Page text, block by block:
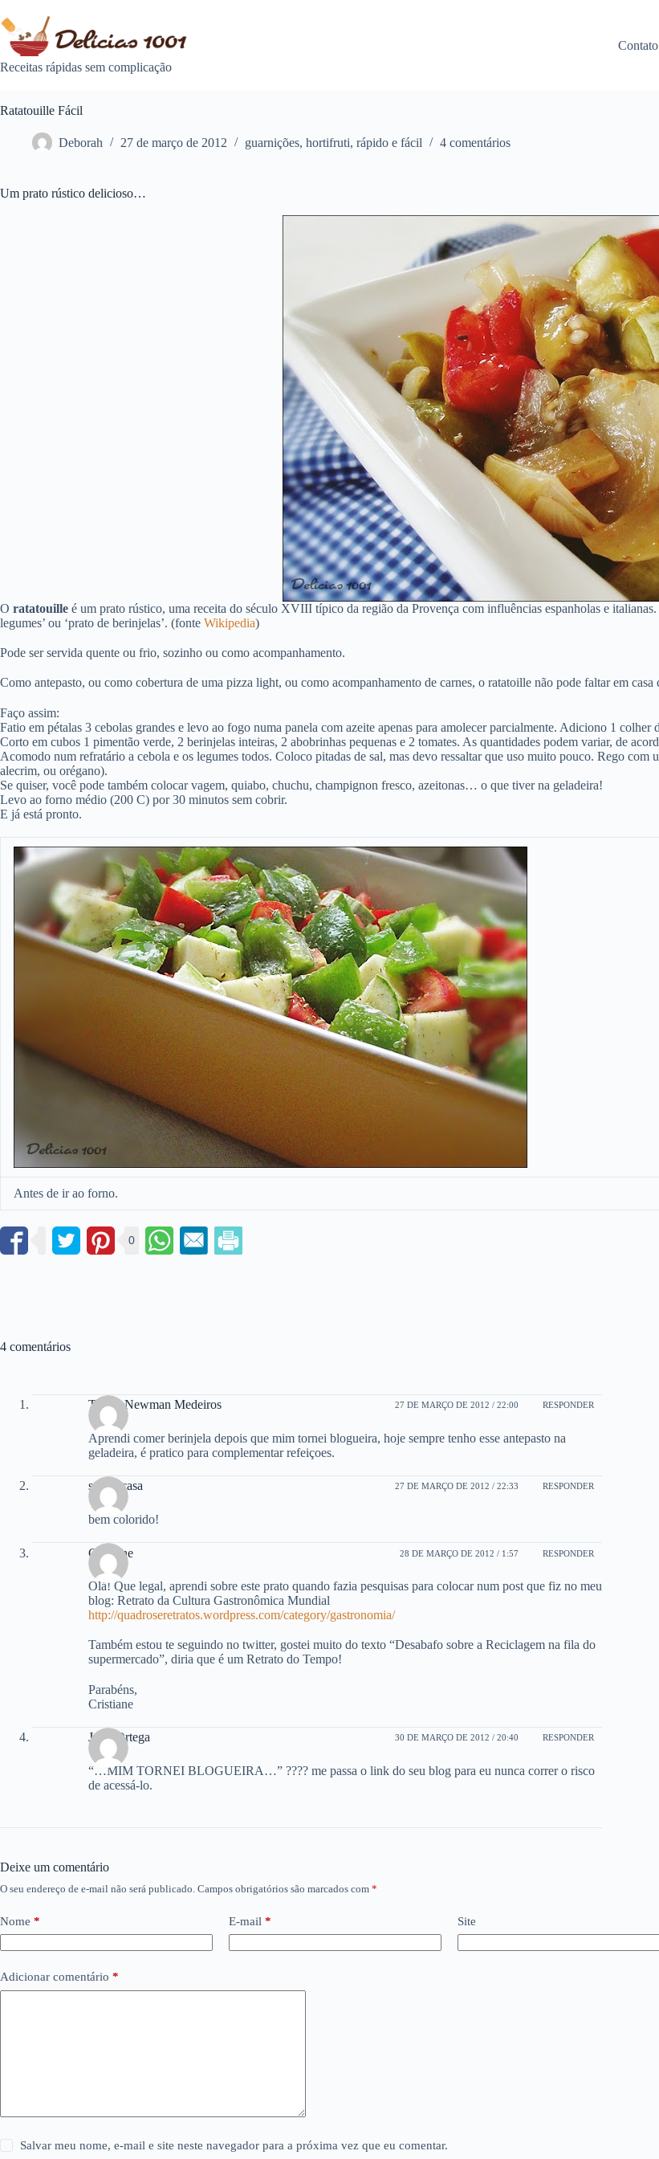
para
conteúdo
Receitas rápidas sem complicação
Contato
Ratatouille Fácil
Deborah 27 de março de 2012 guarnições, hortifruti, rápido e fácil 4 comentários
Um prato rústico delicioso…
O ratatouille é um prato rústico, uma receita do século XVIII típico da região da Provença com influências espanholas e
legumes’ ou ‘prato de berinjelas’. (fonte Wikipedia)
Pode ser servida quente ou frio, sozinho ou como acompanhamento.
Como antepasto, ou como cobertura de uma pizza light, ou como acompanhamento de carnes, o ratatoille não pode faltar em
Faço assim:
Fatio em pétalas 3 cebolas grandes e levo ao fogo numa panela com azeite apenas para amolecer parcialmente. Adiciono 1 colher
Corto em cubos 1 pimentão verde, 2 berinjelas inteiras, 2 abobrinhas pequenas e 2 tomates. As quantidades podem variar, de
Acomodo num refratário a cebola e os legumes todos. Coloco pitadas de sal, mas devo ressaltar que uso muito pouco. Rego
alecrim, ou orégano).
Se quiser, você pode também colocar vagem, quiabo, chuchu, champignon fresco, azeitonas… o que tiver na geladeira!
Levo ao forno médio (200 C) por 30 minutos sem cobrir.
E já está pronto.
Antes de ir ao forno.
0
4 comentários
Teresa Newman Medeiros 27 DE MARÇO DE 2012 / 22:00 RESPONDER
Aprendi comer berinjela depois que mim tornei blogueira, hoje sempre tenho esse antepasto na
geladeira, é pratico para complementar refeiçoes.
saboracasa 27 DE MARÇO DE 2012 / 22:33 RESPONDER
bem colorido!
Cristiane 28 DE MARÇO DE 2012 / 1:57 RESPONDER
Olá! Que legal, aprendi sobre este prato quando fazia pesquisas para colocar num post que fiz no meu
blog: Retrato da Cultura Gastronômica Mundial
http://quadroseretratos.wordpress.com/category/gastronomia/
Também estou te seguindo no twitter, gostei muito do texto “Desabafo sobre a Reciclagem na fila do
supermercado”, diria que é um Retrato do Tempo!
Parabéns,
Cristiane
Júlio Ortega 30 DE MARÇO DE 2012 / 20:40 RESPONDER
“…MIM TORNEI BLOGUEIRA…” ???? me passa o link do seu blog para eu nunca correr o risco
de acessá-lo.
Deixe um comentário
O seu endereço de e-mail não será publicado. Campos obrigatórios são marcados com *
Nome * E-mail * Site
Adicionar comentário *
Salvar meu nome, e-mail e site neste navegador para a próxima vez que eu comentar.